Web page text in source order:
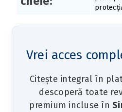
Vrei acces
Citește integral în
descoperă toate
premium incluse în